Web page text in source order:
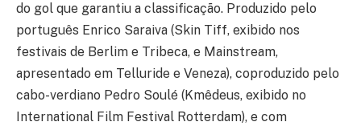
do gol que garantiu a classificação. Produzido pelo
português Enrico Saraiva (Skin Tiff, exibido nos
festivais de Berlim e Tribeca, e Mainstream,
apresentado em Telluride e Veneza), coproduzido pelo
cabo-verdiano Pedro Soulé (Kmêdeus, exibido no
International Film Festival Rotterdam), e com